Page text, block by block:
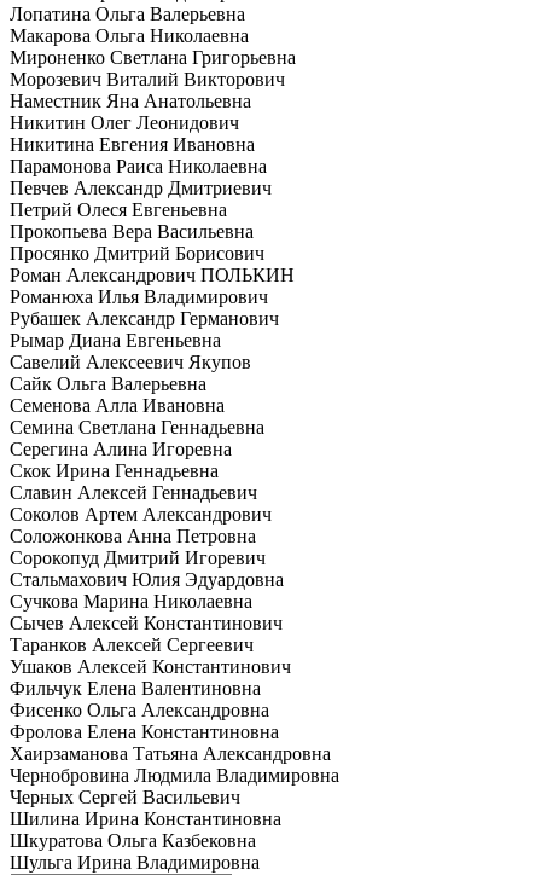
Лопатина Ольга Валерьевна
Макарова Ольга Николаевна
Мироненко Светлана Григорьевна
Морозевич Виталий Викторович
Наместник Яна Анатольевна
Никитин Олег Леонидович
Никитина Евгения Ивановна
Парамонова Раиса Николаевна
Певчев Александр Дмитриевич
Петрий Олеся Евгеньевна
Прокопьева Вера Васильевна
Просянко Дмитрий Борисович
Роман Александрович ПОЛЬКИН
Романюха Илья Владимирович
Рубашек Александр Германович
Рымар Диана Евгеньевна
Савелий Алексеевич Якупов
Сайк Ольга Валерьевна
Семенова Алла Ивановна
Семина Светлана Геннадьевна
Серегина Алина Игоревна
Скок Ирина Геннадьевна
Славин Алексей Геннадьевич
Соколов Артем Александрович
Соложонкова Анна Петровна
Сорокопуд Дмитрий Игоревич
Стальмахович Юлия Эдуардовна
Сучкова Марина Николаевна
Сычев Алексей Константинович
Таранков Алексей Сергеевич
Ушаков Алексей Константинович
Фильчук Елена Валентиновна
Фисенко Ольга Александровна
Фролова Елена Константиновна
Хаирзаманова Татьяна Александровна
Чернобровина Людмила Владимировна
Черных Сергей Васильевич
Шилина Ирина Константиновна
Шкуратова Ольга Казбековна
Шульга Ирина Владимировна